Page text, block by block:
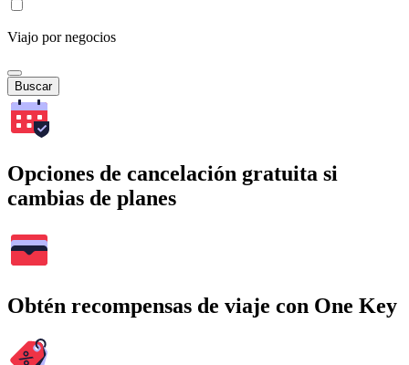
Viajo por negocios
Buscar
Opciones de cancelación gratuita si
cambias de planes
Obtén recompensas de viaje con One Key